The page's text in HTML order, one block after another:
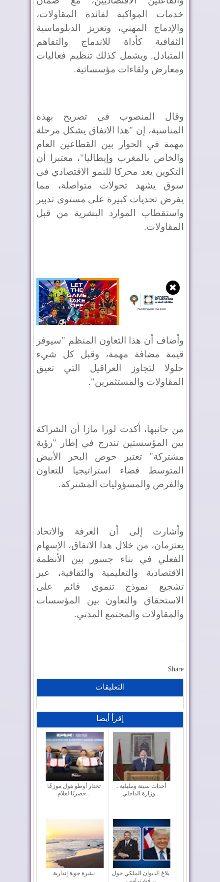
خدمات المواكبة لفائدة المقاولات،
والإدماج المهني، وتعزيز الدبلوماسية
الثقافية كأداة للاندماج والتفاهم
المتبادل. ويشمل كذلك تنظيم فعاليات
ومعارض ولقاءات مؤسساتية.
وقال المنصوب في تصريح بهذه
المناسبة، إن "هذا الاتفاق يشكل مرحلة
مهمة في الحوار بين القطاعين العام
والخاص بالمغرب وإيطاليا"، معتبرا أن
التكوين يعد محركا للنمو الاقتصادي في
سوق يشهد تحولات متواصلة، مما
يفرض تحديات كبيرة على مستوى تدبير
واستقطاب الموارد البشرية من قبل
المقاولات.
✖
وأضاف أن هذا التعاون المنظم "سيوفر
قيمة مضافة مهمة، وقبل كل شيء
حلولا لتجاوز العراقيل التي تعيق
المقاولات والمستثمرين".
من جانبها، أكدت لورا مازا أن الشراكة
بين المؤسستين تندرج في إطار "رؤية
مشتركة" تعتبر حوض البحر الأبيض
المتوسط فضاء استراتيجيا للتعاون
والفرص والمسؤوليات المشتركة.
وأشارت إلى أن الغرفة والاتحاد
يعتزمان، من خلال هذا الاتفاق، الإسهام
الفعلي في بناء جسور بين الأنظمة
الاقتصادية والتعليمية والثقافية، عبر
تشجيع نموذج تنموي قائم على
الاستحقاق والتعاون بين المؤسسات
والمقاولات والمجتمع المدني.
Share
التعليقات
إقرأ أيضا
تختار أوطو هول موزعًا
حصريًا لعلام...
أحداث سبتة ومليلية ..
نشرة جوية إنذارية
بلاغ الديوان الملكي حول
برقية ترامب